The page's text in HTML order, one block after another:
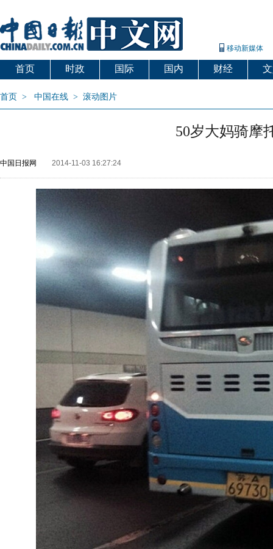
移动新媒体
首页 时政 国际 国内 财经
首页 > 中国在线 > 滚动图片
50岁大妈骑摩
中国日报网 2014-11-03 16:27:24